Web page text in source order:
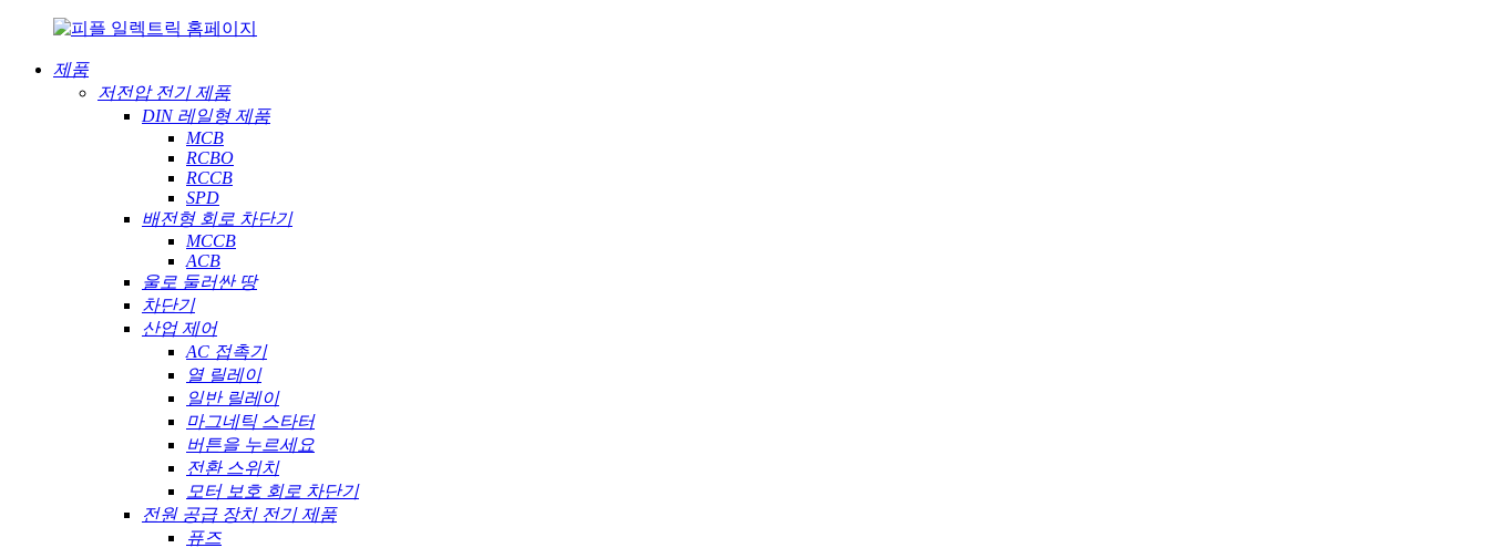
제품
저전압 전기 제품
DIN 레일형 제품
MCB
RCBO
RCCB
SPD
배전형 회로 차단기
MCCB
ACB
울로 둘러싼 땅
차단기
산업 제어
AC 접촉기
열 릴레이
일반 릴레이
마그네틱 스타터
버튼을 누르세요
전환 스위치
모터 보호 회로 차단기
전원 공급 장치 전기 제품
퓨즈